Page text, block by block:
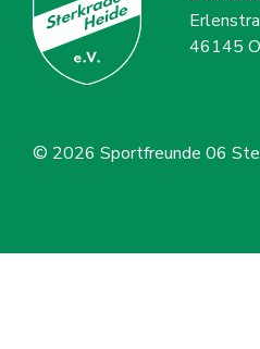
46145
© 2026 Sportfreunde 06